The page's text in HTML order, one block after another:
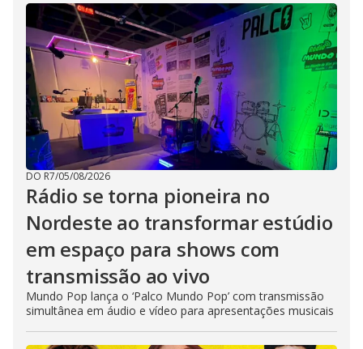
DO R7/05/08/2026
Rádio se torna pioneira no
Nordeste ao transformar estúdio
em espaço para shows com
transmissão ao vivo
Mundo Pop lança o ‘Palco Mundo Pop’ com transmissão
simultânea em áudio e vídeo para apresentações musicais